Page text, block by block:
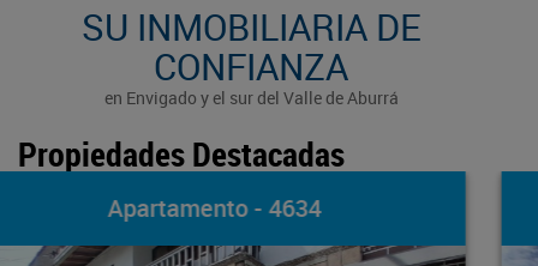
SU INMOBILIARIA DE
CONFIANZA
en Envigado y el sur del Valle de Aburrá
Propiedades Destacadas
Apartamento - 4200